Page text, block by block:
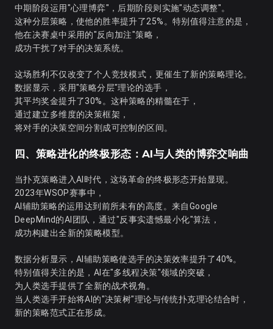
中期阶段运用"心理博弈"，后期阶段则实施"动态调整"。
这种分层策略，使他的胜率提升了25%。特别值得注意的是，
他在决赛桌中采用的"反向加注"策略，
成功干扰了对手的决策系统。
这场胜利不仅改变了个人竞技模式，更催生了新的策略理论。
数据显示，采用"策略分层"理论的选手，
其平均奖金提升了30%。这种策略的精髓在于，
通过建立多维度的决策框架，
将对手的决策空间分割成可控制的区间。
四、策略进化的终极形态：AI与人类的博弈交响曲
当扑克策略进入AI时代，这场革命的终极形态开始显现。
2023年WSOP赛事中，
AI辅助策略的运用达到前所未有的高度。来自Google
DeepMind的AI团队，通过"反事实遗憾最小化"算法，
成功构建出全新的策略模型。
数据分析显示，AI辅助策略使选手的决策效率提升了40%。
特别值得关注的是，AI在"多线程决策"领域的突破，
为人类选手提供了全新的战术视角。
当人类选手开始将AI的"决策树"理论与传统扑克理论结合时，
新的策略范式正在形成。